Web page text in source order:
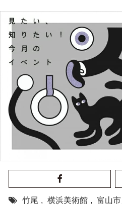
竹尾 , 横浜美術館 , 富山